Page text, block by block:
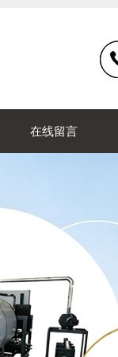
在线留言